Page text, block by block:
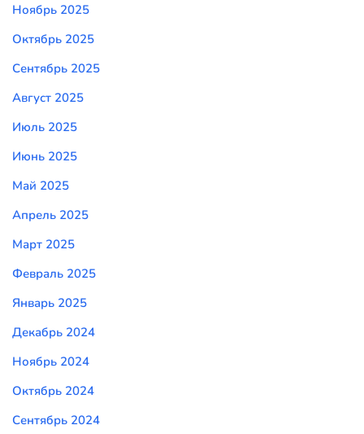
Ноябрь 2025
Октябрь 2025
Сентябрь 2025
Август 2025
Июль 2025
Июнь 2025
Май 2025
Апрель 2025
Март 2025
Февраль 2025
Январь 2025
Декабрь 2024
Ноябрь 2024
Октябрь 2024
Сентябрь 2024